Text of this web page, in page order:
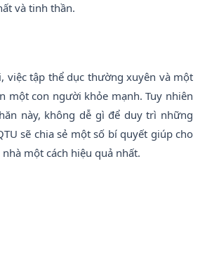
và tinh thần.
việc tập thể dục thường xuyên và một
một con người khỏe mạnh. Tuy nhiên
này, không dễ gì để duy trì những
sẽ chia sẻ một số bí quyết giúp cho
một cách hiệu quả nhất.